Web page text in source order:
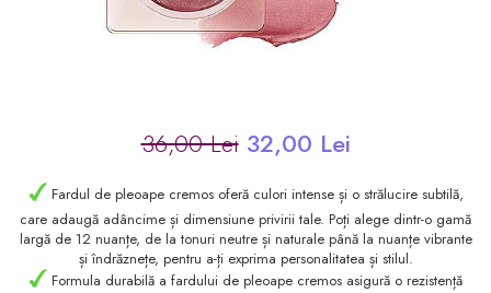
36,00 Lei 32,00 Lei
Fardul de pleoape cremos oferă culori intense și o strălucire subtilă,
care adaugă adâncime și dimensiune privirii tale. Poți alege dintr-o gamă
largă de 12 nuanțe, de la tonuri neutre și naturale până la nuanțe vibrante
și îndrăznețe, pentru a-ți exprima personalitatea și stilul.
Formula durabilă a fardului de pleoape cremos asigură o rezistență